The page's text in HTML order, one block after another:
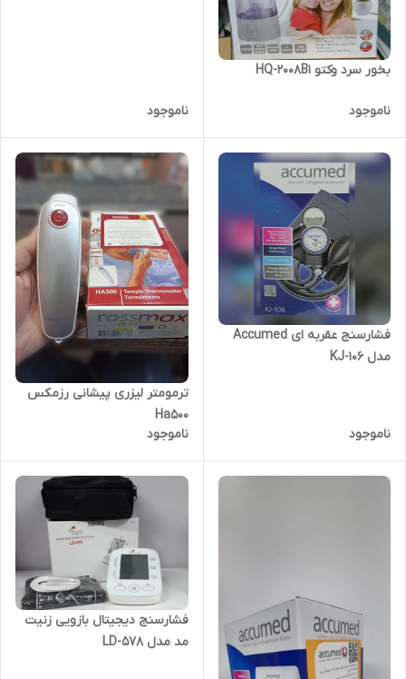
بخور سرد وکتو HQ-2008B1
ناموجود ناموجود
فشارسنج عقربه ای Accumed
مدل KJ-106
ناموجود
ترمومتر لیزری پیشانی رزمکس
Ha500
ناموجود
فشارسنج دیجیتال بازویی زنیت
مد مدل LD-578